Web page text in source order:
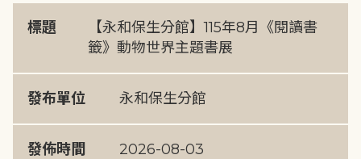
標題
【永和保生分館】115年8月《閱讀書
籤》動物世界主題書展
發布單位 永和保生分館
發佈時間 2026-08-03